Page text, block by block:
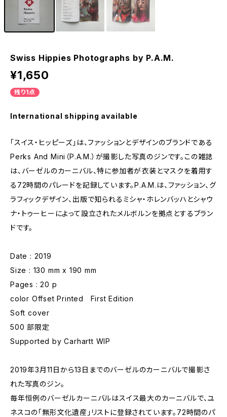
Swiss Hippies Photographs by P.A.M.
¥1,650
残り1点
International shipping available
「スイス・ヒッピーズ」は、ファッションとデザインのブランドである
Perks And Mini（P.A.M.）が撮影した写真のジンです。この雑誌
は、バーゼルのカーニバル、特に参加者が衣装とマスクを着用す
る72時間のパレードを記録しています。P.A.M.は、ファッション、グ
ラフィックデザイン、出版で知られるミシャ・ホレンバッハとシャウ
ナ・トゥーヒーによって設立されたメルボルンを拠点とするブラン
ドです。
Date : 2019
Size : 130 mm x 190 mm
Pages : 20 p
color Offset Printed First Edition
Soft cover
500 部限定
Supported by Carhartt WIP
2019年3月11日から13日までのバーゼルのカーニバルで撮影さ
れた写真のジン。
毎年恒例のバーゼルカーニバルはスイス最大のカーニバルで、ユ
ネスコの「無形文化遺産」リストに登録されています。72時間のパ